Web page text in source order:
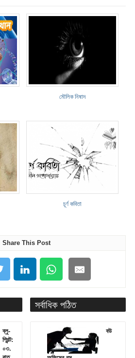
মৌলিক নিষাদ
চূর্ণ কবিতা
Share This Post
ব্লু-
প্রিন্ট:
০৩.
সর্বাধিক পঠিত
বউ